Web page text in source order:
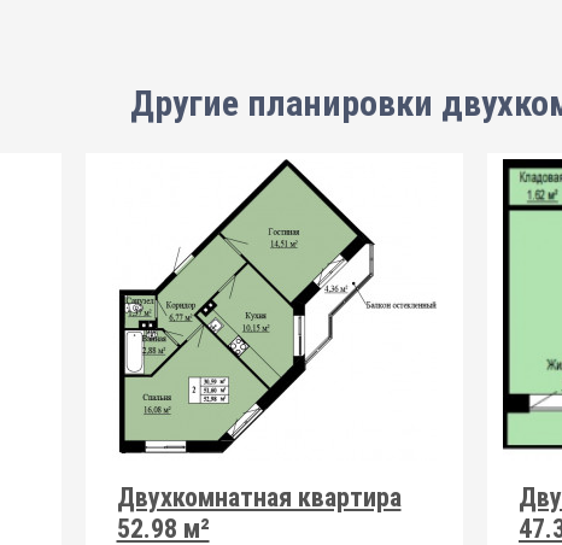
Другие планировки
Двухкомнатная квартира
52.98 м²